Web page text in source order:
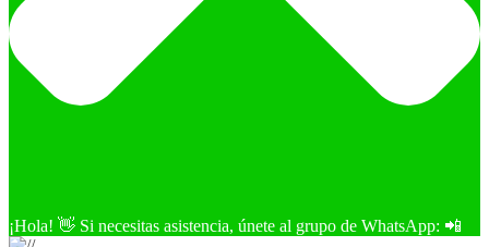
¡Hola! 👋 Si necesitas asistencia, únete al grupo de WhatsApp: 📲